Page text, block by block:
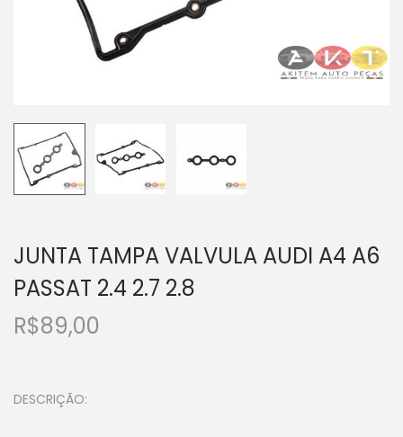
JUNTA TAMPA VALVULA AUDI A4 A6
PASSAT 2.4 2.7 2.8
R$89,00
DESCRIÇÃO: